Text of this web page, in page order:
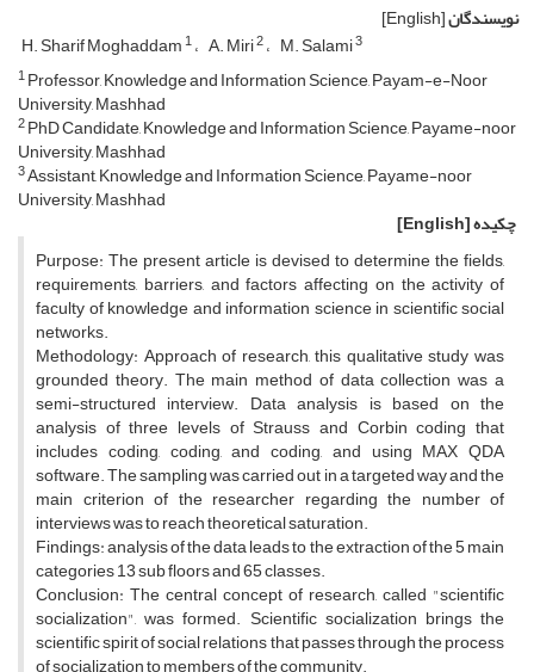
نویسندگان[English]
H. Sharif Moghaddam1 A. Miri2 M. Salami3
1Professor, Knowledge and Information Science, Payam-e-Noor
University, Mashhad
2PhD Candidate, Knowledge and Information Science, Payame-noor
University, Mashhad
3Assistant, Knowledge and Information Science, Payame-noor
University, Mashhad
چکیده[English]
Purpose: The present article is devised to determine the fields,
requirements, barriers, and factors affecting on the activity of
faculty of knowledge and information science in scientific social
networks.
Methodology: Approach of research, this qualitative study was
grounded theory. The main method of data collection was a
semi-structured interview. Data analysis is based on the
analysis of three levels of Strauss and Corbin coding that
includes coding, coding, and coding, and using MAX QDA
software. The sampling was carried out in a targeted way and the
main criterion of the researcher regarding the number of
interviews was to reach theoretical saturation.
Findings: analysis of the data leads to the extraction of the 5 main
categories 13 sub floors and 65 classes.
Conclusion: The central concept of research, called "scientific
socialization", was formed. Scientific socialization brings the
scientific spirit of social relations that passes through the process